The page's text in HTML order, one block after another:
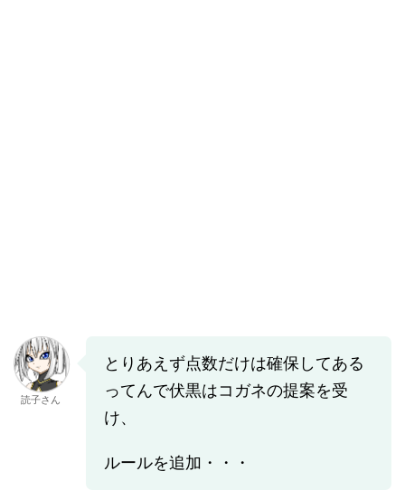
読子さん
とりあえず点数だけは確保してある
ってんで伏黒はコガネの提案を受
け、
ルールを追加・・・